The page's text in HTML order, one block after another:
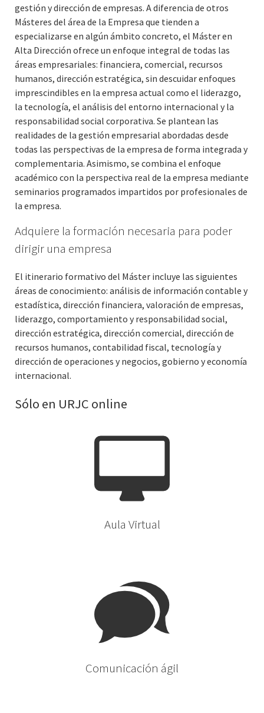
gestión y dirección de empresas. A diferencia de otros
Másteres del área de la Empresa que tienden a
especializarse en algún ámbito concreto, el Máster en
Alta Dirección ofrece un enfoque integral de todas las
áreas empresariales: financiera, comercial, recursos
humanos, dirección estratégica, sin descuidar enfoques
imprescindibles en la empresa actual como el liderazgo,
la tecnología, el análisis del entorno internacional y la
responsabilidad social corporativa. Se plantean las
realidades de la gestión empresarial abordadas desde
todas las perspectivas de la empresa de forma integrada y
complementaria. Asimismo, se combina el enfoque
académico con la perspectiva real de la empresa mediante
seminarios programados impartidos por profesionales de
la empresa.
Adquiere la formación necesaria para poder
dirigir una empresa
El itinerario formativo del Máster incluye las siguientes
áreas de conocimiento: análisis de información contable y
estadística, dirección financiera, valoración de empresas,
liderazgo, comportamiento y responsabilidad social,
dirección estratégica, dirección comercial, dirección de
recursos humanos, contabilidad fiscal, tecnología y
dirección de operaciones y negocios, gobierno y economía
internacional.
Sólo en URJC online
Aula Virtual
Comunicación ágil